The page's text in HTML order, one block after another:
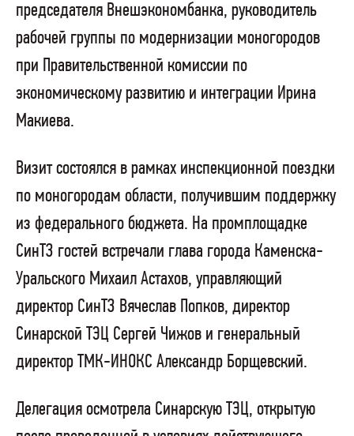
председателя Внешэкономбанка, руководитель
рабочей группы по модернизации моногородов
при Правительственной комиссии по
экономическому развитию и интеграции Ирина
Макиева.
Визит состоялся в рамках инспекционной поездки
по моногородам области, получившим поддержку
из федерального бюджета. На промплощадке
СинТЗ гостей встречали глава города Каменска-
Уральского Михаил Астахов, управляющий
директор СинТЗ Вячеслав Попков, директор
Синарской ТЭЦ Сергей Чижов и генеральный
директор ТМК-ИНОКС Александр Борщевский.
Делегация осмотрела Синарскую ТЭЦ, открытую